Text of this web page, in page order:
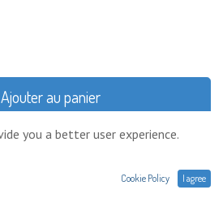
Ajouter au panier
you a better user experience.
Cookie Policy I agree